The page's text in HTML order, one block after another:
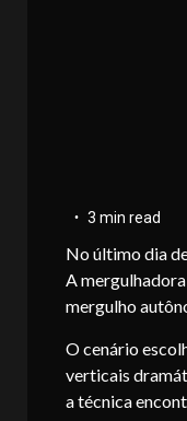
3 min read
No último dia
A
mergulho
O cenário
verticais
a técnica